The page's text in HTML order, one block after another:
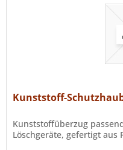
Kunststoff-
Kunststoffüberzug
Löschgeräte, gefertigt aus